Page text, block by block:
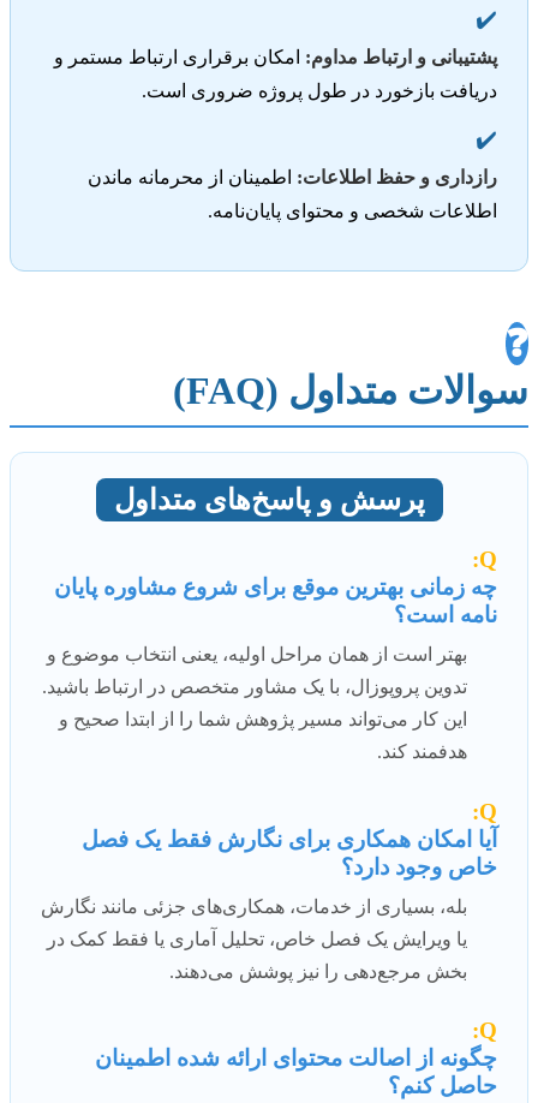
✔️
پشتیبانی و ارتباط مداوم: امکان برقراری ارتباط مستمر و
دریافت بازخورد در طول پروژه ضروری است.
✔️
رازداری و حفظ اطلاعات: اطمینان از محرمانه ماندن
اطلاعات شخصی و محتوای پایان‌نامه.
❓
سوالات متداول (FAQ)
پرسش و پاسخ‌های متداول
Q:
چه زمانی بهترین موقع برای شروع مشاوره پایان
نامه است؟
بهتر است از همان مراحل اولیه، یعنی انتخاب موضوع و
تدوین پروپوزال، با یک مشاور متخصص در ارتباط باشید.
این کار می‌تواند مسیر پژوهش شما را از ابتدا صحیح و
هدفمند کند.
Q:
آیا امکان همکاری برای نگارش فقط یک فصل
خاص وجود دارد؟
بله، بسیاری از خدمات، همکاری‌های جزئی مانند نگارش
یا ویرایش یک فصل خاص، تحلیل آماری یا فقط کمک در
بخش مرجع‌دهی را نیز پوشش می‌دهند.
Q:
چگونه از اصالت محتوای ارائه شده اطمینان
حاصل کنم؟